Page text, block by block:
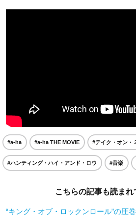
#a-ha #a-ha THE MOVIE #テイク・オン・
#ハンティング・ハイ・アンド・ロウ #音楽
こちらの記事も読まれ
“キング・オブ・ロックンロール”の圧